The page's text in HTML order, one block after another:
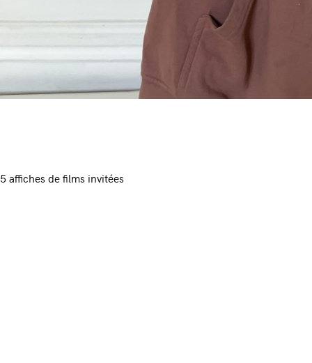
5 affiches de films invitées